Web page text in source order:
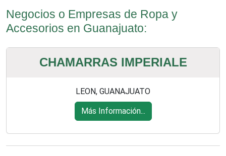
Negocios o Empresas de Ropa y
Accesorios en Guanajuato:
CHAMARRAS IMPERIALE
LEON, GUANAJUATO
Más Información...